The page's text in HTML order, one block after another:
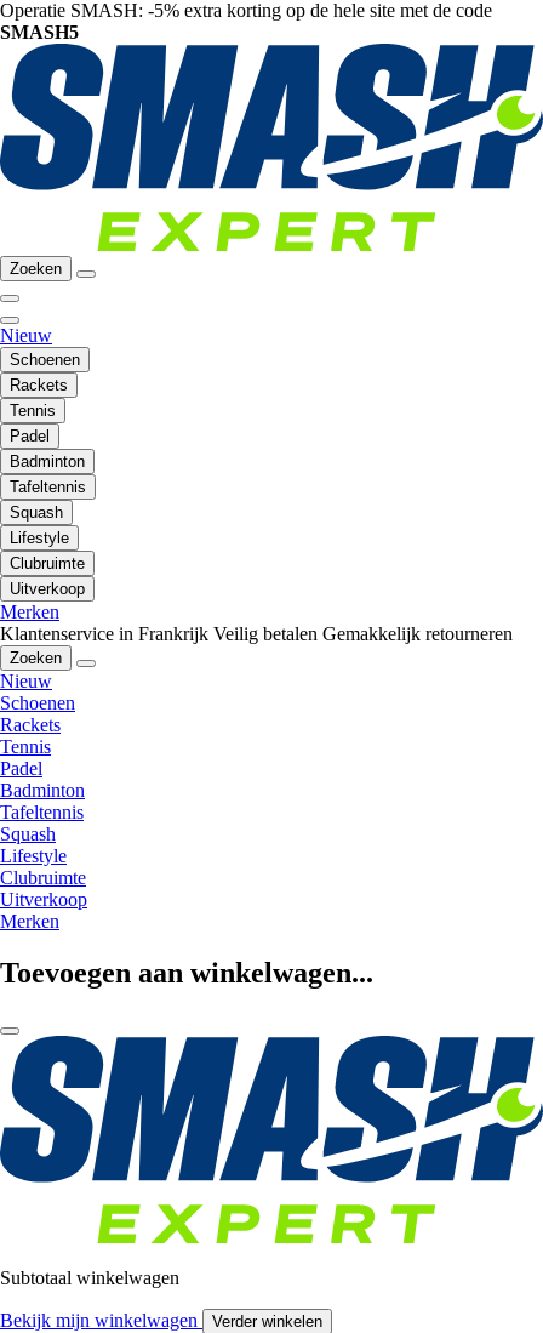
Operatie SMASH: -5% extra korting op de hele site met de code
SMASH5
Zoeken
Nieuw
Schoenen
Rackets
Tennis
Padel
Badminton
Tafeltennis
Squash
Lifestyle
Clubruimte
Uitverkoop
Merken
Klantenservice in Frankrijk Veilig betalen Gemakkelijk retourneren
Zoeken
Nieuw
Schoenen
Rackets
Tennis
Padel
Badminton
Tafeltennis
Squash
Lifestyle
Clubruimte
Uitverkoop
Merken
Toevoegen aan winkelwagen...
Subtotaal winkelwagen
Bekijk mijn winkelwagen Verder winkelen